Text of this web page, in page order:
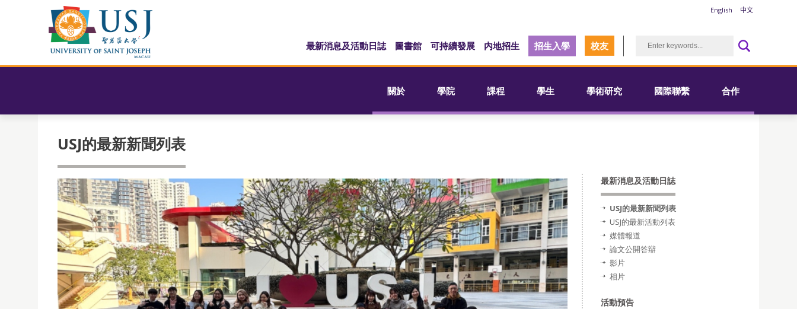
English 中文
最新消息及活動日誌 圖書館 可持續發展 内地招生 招生入學 校友
關於 學院 課程 學生 學術研究 國際聯繫 合作
USJ的最新新聞列表
最新消息及活動日誌
USJ的最新新聞列表
USJ的最新活動列表
媒體報道
論文公開答辯
影片
相片
活動預告